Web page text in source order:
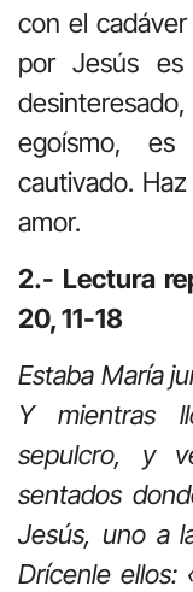
con el
por Jesús
egoísmo,
cautivado.
amor.
2.- Lectura
20, 11-18
Estaba María
Y mientras
sepulcro, y
sentados
Jesús, uno a
Drícenle ellos: